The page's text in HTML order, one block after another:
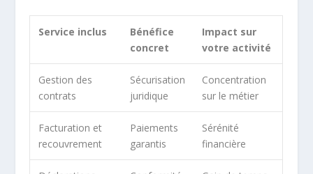
Service inclus
Bénéfice
concret
Impact sur
votre activité
Gestion des
contrats
Sécurisation
juridique
Concentration
sur le métier
Facturation et
recouvrement
Paiements
garantis
Sérénité
financière